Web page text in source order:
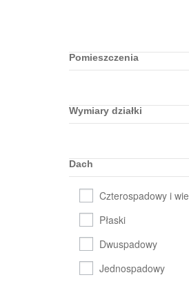
Pomieszczenia
Wymiary działki
Dach
Jednospadowy
Płaski
Dwuspadowy
Czterospadowy i